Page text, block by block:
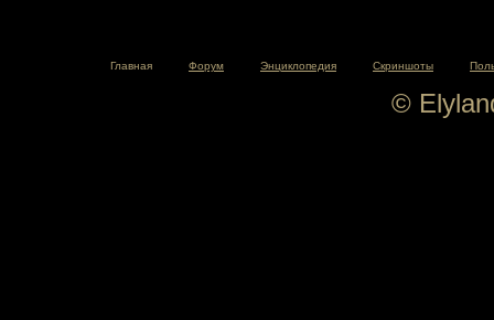
Главная Форум Энциклопедия Скриншоты
©